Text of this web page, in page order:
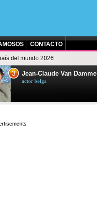
CONTACTO
del mundo 2026
3 Jean-Claude Van Damme
actor belga